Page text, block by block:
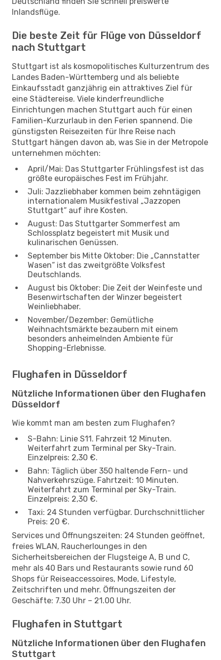
Inlandsflüge.
Die beste Zeit für Flüge von Düsseldorf
nach Stuttgart
Stuttgart ist als kosmopolitisches Kulturzentrum des
Landes Baden-Württemberg und als beliebte
Einkaufsstadt ganzjährig ein attraktives Ziel für
eine Städtereise. Viele kinderfreundliche
Einrichtungen machen Stuttgart auch für einen
Familien-Kurzurlaub in den Ferien spannend. Die
günstigsten Reisezeiten für Ihre Reise nach
Stuttgart hängen davon ab, was Sie in der Metropole
unternehmen möchten:
April/Mai: Das Stuttgarter Frühlingsfest ist das
größte europäisches Fest im Frühjahr.
Juli: Jazzliebhaber kommen beim zehntägigen
internationalem Musikfestival „Jazzopen
Stuttgart“ auf ihre Kosten.
August: Das Stuttgarter Sommerfest am
Schlossplatz begeistert mit Musik und
kulinarischen Genüssen.
September bis Mitte Oktober: Die „Cannstatter
Wasen“ ist das zweitgrößte Volksfest
Deutschlands.
August bis Oktober: Die Zeit der Weinfeste und
Besenwirtschaften der Winzer begeistert
Weinliebhaber.
November/Dezember: Gemütliche
Weihnachtsmärkte bezaubern mit einem
besonders anheimelnden Ambiente für
Shopping-Erlebnisse.
Flughafen in Düsseldorf
Nützliche Informationen über den Flughafen
Düsseldorf
Wie kommt man am besten zum Flughafen?
S-Bahn: Linie S11. Fahrzeit 12 Minuten.
Weiterfahrt zum Terminal per Sky-Train.
Einzelpreis: 2,30 €.
Bahn: Täglich über 350 haltende Fern- und
Nahverkehrszüge. Fahrtzeit: 10 Minuten.
Weiterfahrt zum Terminal per Sky-Train.
Einzelpreis: 2,30 €.
Taxi: 24 Stunden verfügbar. Durchschnittlicher
Preis: 20 €.
Services und Öffnungszeiten: 24 Stunden geöffnet,
freies WLAN, Raucherlounges in den
Sicherheitsbereichen der Flugsteige A, B und C,
mehr als 40 Bars und Restaurants sowie rund 60
Shops für Reiseaccessoires, Mode, Lifestyle,
Zeitschriften und mehr. Öffnungszeiten der
Geschäfte: 7.30 Uhr – 21.00 Uhr.
Flughafen in Stuttgart
Nützliche Informationen über den Flughafen
Stuttgart